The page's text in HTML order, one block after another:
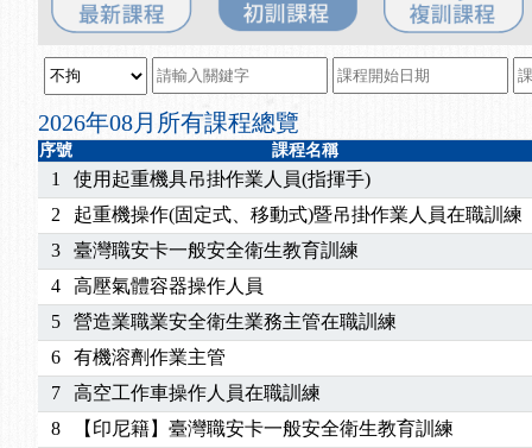
2025/08/20【進修課程】SDS格式百百種？專業講師帶您判斷
2025/08/12【中心公告】因應颱風來襲，若遇停班停課消息 補
2025/07/06
【中心公告】颱風假114/07/07停班停課
2025/06/06【進修課程】～～前導課程看這邊推出囉～～
2025/05/29【進修課程】前導課程推出公告！
2025/04/28【進修課程】要怎麼進修自我？課程百百種選擇好
2025/01/21「高壓氣體製造安全主任」、「隧道等襯砌作業主
訓測驗
2025/01/15 【線上課程】碳中和核心職能系列課程資訊
2026/07/15 【免費研習】115年製造業危害預防職場安衛法令
2026/07/08【中心公告】因應颱風來襲，若遇停班停課消息 補
2026/05/06【產業人才投資】06/03-06/08堆高機課程，政府出
2026/04/24【製程安全評估人員】開課囉
2025/11/11【中心公告】颱風假11/12停班停課
2025/11/10
【中心公告】因應颱風來襲，若遇停班停課消息
2025/10/30【進修課程】2026年，課程意見蒐集~
2026年08月所有課程總覽
序號 課程名稱
1
使用起重機具吊掛作業人員(指揮手)
2
起重機操作(固定式、移動式)暨吊掛作業人員在職訓練
3
臺灣職安卡一般安全衛生教育訓練
4
高壓氣體容器操作人員
5
營造業職業安全衛生業務主管在職訓練
6
有機溶劑作業主管
7
高空工作車操作人員在職訓練
8
【印尼籍】臺灣職安卡一般安全衛生教育訓練